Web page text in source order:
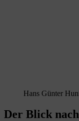
Hans Günter
Der Blick